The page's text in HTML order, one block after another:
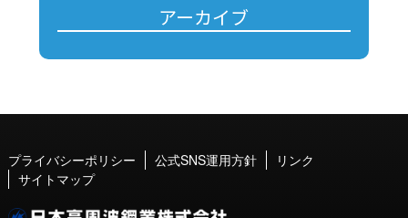
アーカイブ
プライバシーポリシー 公式SNS運用方針
リンク
サイトマップ